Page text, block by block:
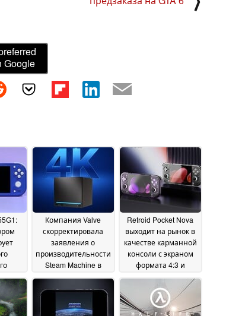
Google
2026
Компания Valve
скорректировала
заявления о
производительности
Steam Machine в
поскольку в обзорах
сомнению цена
Retroid Pocket Nova
выходит на рынок в
качестве карманной
консоли с экраном
формата 4:3 и
технологии « Android
» по стартовой цене
229 долларов26 June